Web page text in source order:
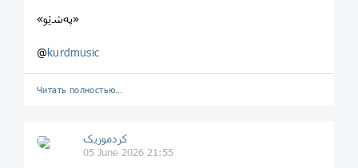
«پەشێو»
@kurdmusic
Читать полностью…
کردموزیک
05 June 2026 21:55